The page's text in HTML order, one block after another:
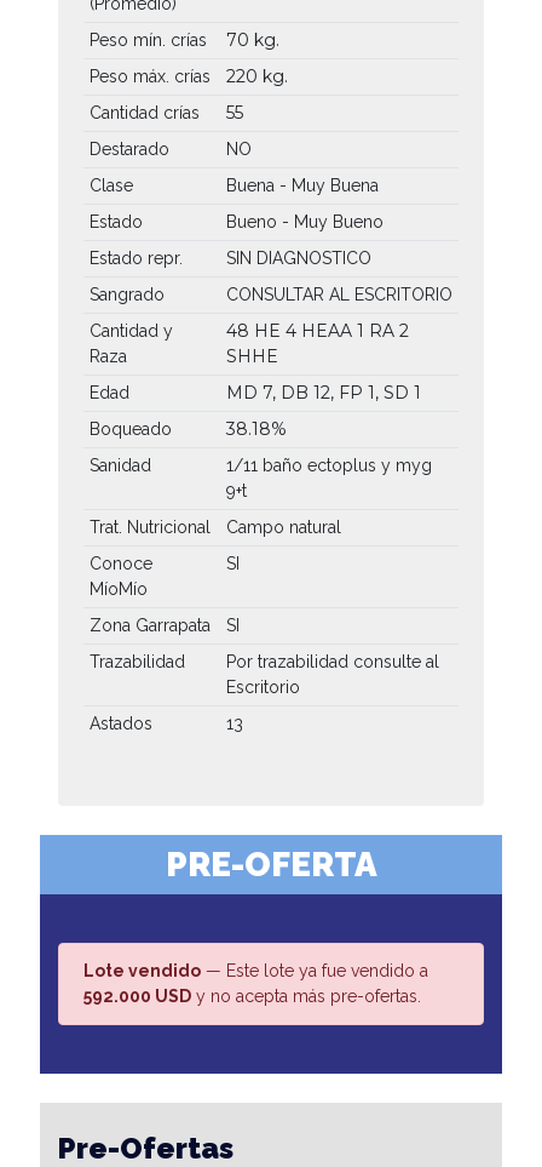
Peso mín. crías
70 kg.
Peso máx. crías 220 kg.
Cantidad crías 55
Destarado
NO
Clase
Buena - Muy Buena
Estado
Bueno - Muy Bueno
Estado repr.
SIN DIAGNOSTICO
Sangrado
CONSULTAR AL ESCRITORIO
Cantidad y
Raza
48 HE 4 HEAA 1 RA 2
SHHE
Edad MD 7, DB 12, FP 1, SD 1
Boqueado 38.18%
Sanidad
1/11 baño ectoplus y myg
9+t
Trat. Nutricional
Campo natural
Conoce
MíoMío
SI
Zona Garrapata
SI
Trazabilidad
Por trazabilidad consulte al
Escritorio
Astados
13
PRE-OFERTA
Lote vendido — Este lote ya fue vendido a
592.000 USD y no acepta más pre-ofertas.
Pre-Ofertas